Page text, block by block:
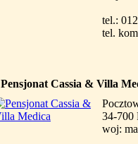
tel.:
tel.
Pensjonat Cassia & Villa
34-700
woj: